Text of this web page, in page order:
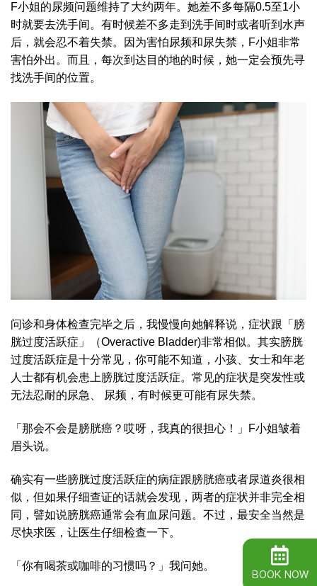
F小姐的尿频问题维持了大约两年。她差不多每隔0.5至1小
时就要去洗手间。有时候差不多走到洗手间时或者听到水声
后，就会忍不着失禁。因为害怕尿频和尿失禁，F小姐非常
害怕外出。而且，每次到达目的地的时候，她一定会预先寻
找洗手间的位置。
问诊和身体检查完毕之后，我慢慢向她解释说，症状跟「膀
胱过度活跃症」（Overactive Bladder)非常相似。其实膀胱
过度活跃症是十分常见，你可能不知道，小孩、女士和年老
人士都有机会患上膀胱过度活跃症。常见的症状是突发性或
无法忍耐的尿急、 尿频，有时候更可能有尿失禁。
「那会不会是膀胱癌？哎呀，我真的很担心！」F小姐皱着
眉头说。
确实有一些膀胱过度活跃症的病症跟膀胱癌或者尿道炎很相
似，但如果仔细查证的话就会发现，两者的症状并非完全相
同，譬如说膀胱癌通常会有血尿问题。不过，最安全当然是
尽快求医，让医生仔细检查一下。
「你有喝茶或咖啡的习惯吗？」我问她。
BOOK NOW